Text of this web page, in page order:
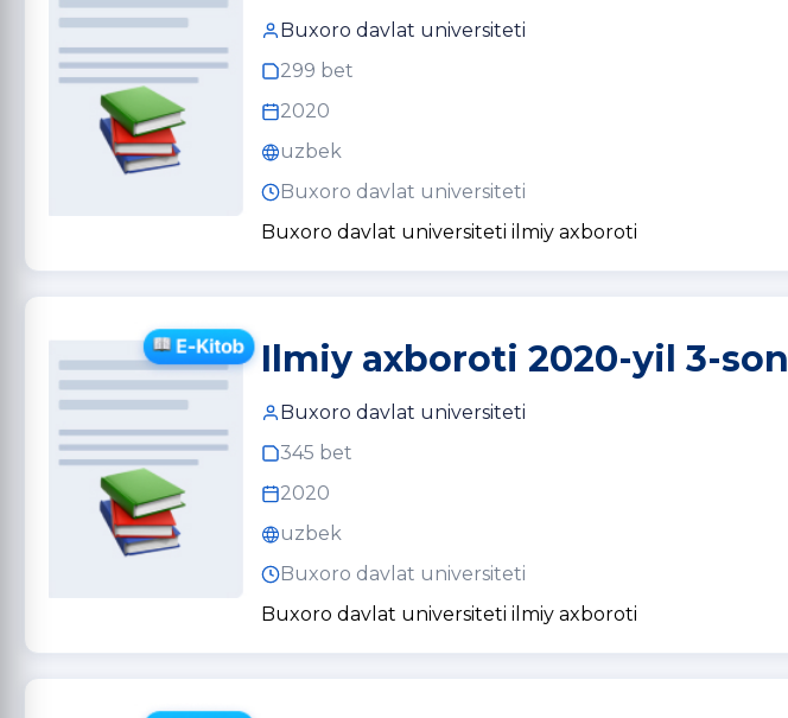
Buxoro davlat universiteti
299 bet
2020
uzbek
Buxoro davlat universiteti
Buxoro davlat universiteti ilmiy axboroti
Ilmiy axboroti 2020-yil 3-son
Buxoro davlat universiteti
345 bet
2020
uzbek
Buxoro davlat universiteti
Buxoro davlat universiteti ilmiy axboroti